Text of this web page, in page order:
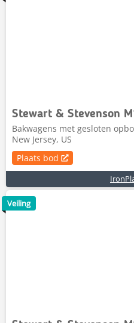
Stewart & Stevenson
Bakwagens met gesloten
New Jersey, US
Plaats bod
Veiling